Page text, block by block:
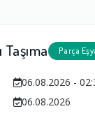
Parça
06.08.2026 -
06.08.2026